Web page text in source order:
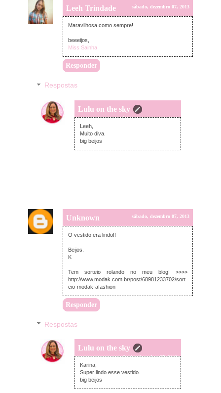
Leeh Trindade sábado, dezembro 07, 2013
Maravilhosa como sempre!
beeeijos,
Miss Sainha
Responder
Respostas
Lulu on the sky
sábado, dezembro 07, 2013
Leeh,
Muito diva.
big beijos
Unknown sábado, dezembro 07, 2013
O vestido era lindo!!
Beijos.
K
Tem sorteio rolando no meu blog! >>>>
http://www.modak.com.br/post/68981233702/sort
eio-modak-afashion
Responder
Respostas
Lulu on the sky
sábado, dezembro 07, 2013
Karina,
Super lindo esse vestido.
big beijos